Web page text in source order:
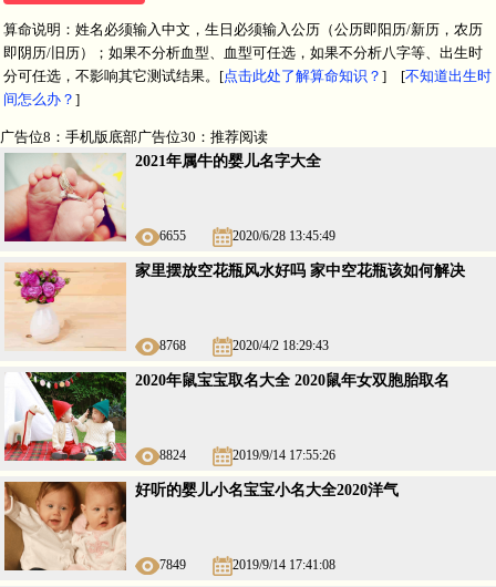
算命说明：姓名必须输入中文，生日必须输入公历（公历即阳历/新历，农历
即阴历/旧历）；如果不分析血型、血型可任选，如果不分析八字等、出生时
分可任选，不影响其它测试结果。[点击此处了解算命知识？ ] [不知道出生时
间怎么办？ ]
广告位8：手机版底部广告位30：推荐阅读
2021年属牛的婴儿名字大全
6655 2020/6/28 13:45:49
家里摆放空花瓶风水好吗 家中空花瓶该如何解决
8768 2020/4/2 18:29:43
2020年鼠宝宝取名大全 2020鼠年女双胞胎取名
8824 2019/9/14 17:55:26
好听的婴儿小名宝宝小名大全2020洋气
7849 2019/9/14 17:41:08